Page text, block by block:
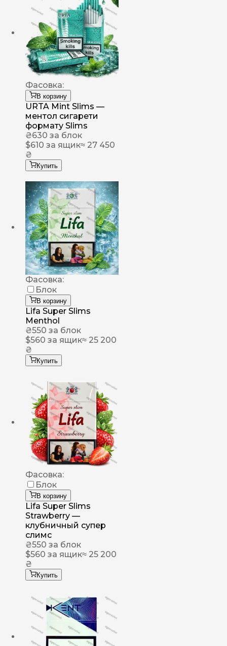
Фасовка:
В корзину
URTA Mint Slims —
ментол сигарети
формату Slims
₴630 за блок
$610 за ящик≈ 27 450
₴
Купить
Фасовка:
Блок
В корзину
Lifa Super Slims
Menthol
₴550 за блок
$560 за ящик≈ 25 200
₴
Купить
Фасовка:
Блок
В корзину
Lifa Super Slims
Strawberry —
клубничный супер
слимс
₴550 за блок
$560 за ящик≈ 25 200
₴
Купить